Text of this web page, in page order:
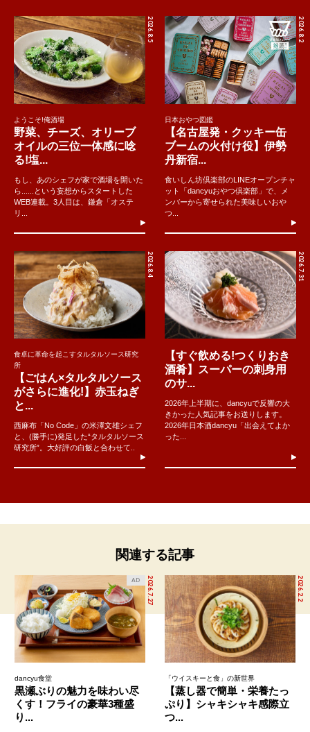
2026.8.5
ようこそ!俺酒場
野菜、チーズ、オリーブ
オイルの三位一体感に唸
る!塩...
もし、あのシェフが家で酒場を開いた
ら......という妄想からスタートした
WEB連載。3人目は、鎌倉「オステ
リ...
2026.8.2
日本おやつ図鑑
【名古屋発・クッキー缶
ブームの火付け役】伊勢
丹新宿...
食いしん坊倶楽部のLINEオープンチャ
ット「dancyuおやつ倶楽部」で、メ
ンバーから寄せられた美味しいおや
つ...
2026.8.4
食卓に革命を起こすタルタルソース研究
所
【ごはん×タルタルソース
がさらに進化!】赤玉ねぎ
と...
西麻布「No Code」の米澤文雄シェフ
と、(勝手に)発足した“タルタルソース
研究所”。大好評の白飯と合わせて..
2026.7.31
【すぐ飲める!つくりおき
酒肴】スーパーの刺身用
のサ...
2026年上半期に、dancyuで反響の大
きかった人気記事をお送りします。
2026年日本酒dancyu「出会えてよか
った...
関連する記事
2026.7.27
AD
dancyu食堂
黒瀬ぶりの魅力を味わい尽
くす！フライの豪華3種盛
り...
2026.2.2
「ウイスキーと食」の新世界
【蒸し器で簡単・栄養たっ
ぷり】シャキシャキ感際立
つ...